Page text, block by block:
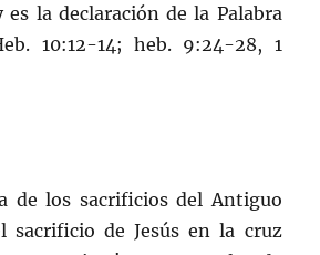
es la declaración de la Palabra
10:12-14; heb. 9:24-28, 1
de los sacrificios del Antiguo
sacrificio de Jesús en la cruz